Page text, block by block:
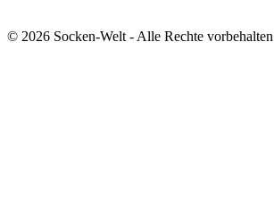
© 2026 Socken-Welt - Alle Rechte vorbehalten